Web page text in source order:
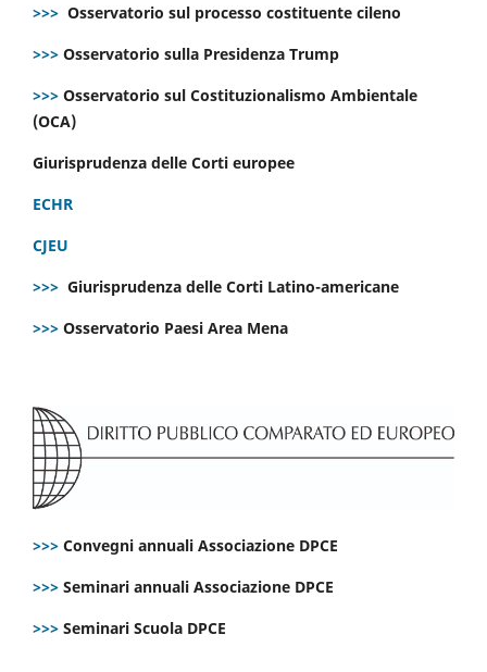
>>> Osservatorio sul processo costituente cileno
>>> Osservatorio sulla Presidenza Trump
>>> Osservatorio sul Costituzionalismo Ambientale
(OCA)
Giurisprudenza delle Corti europee
ECHR
CJEU
>>> Giurisprudenza delle Corti Latino-americane
>>> Osservatorio Paesi Area Mena
>>> Convegni annuali Associazione DPCE
>>> Seminari annuali Associazione DPCE
>>> Seminari Scuola DPCE